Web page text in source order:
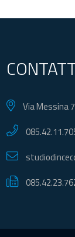
Via Messina